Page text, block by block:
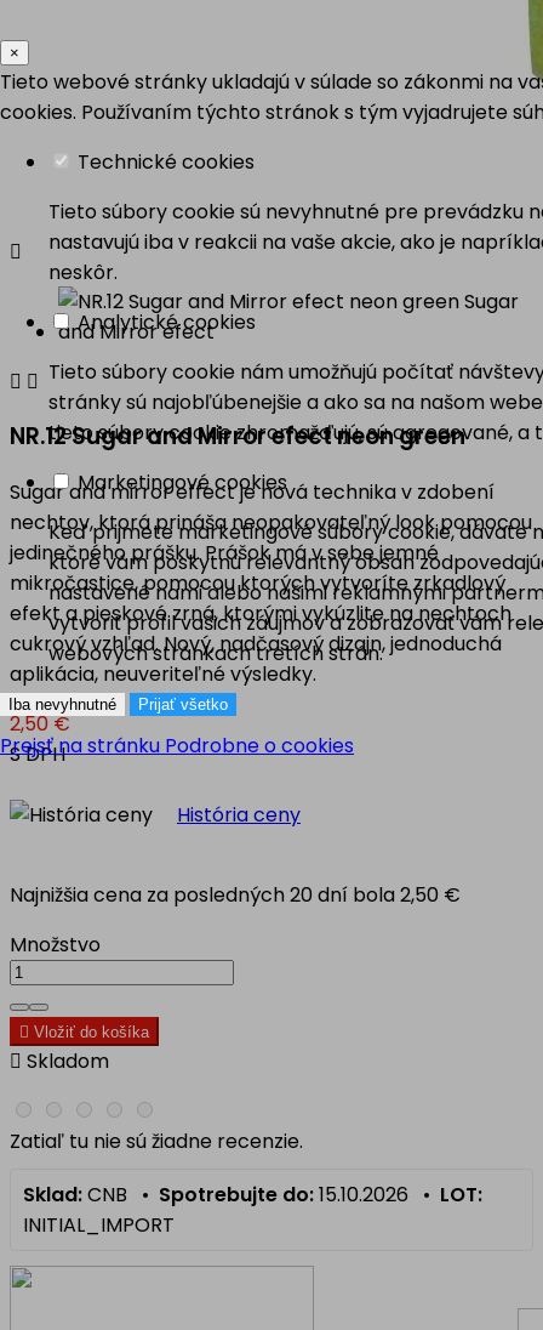

 
NR.12 Sugar and Mirror efect neon green
Sugar and mirror effect je nová technika v zdobení
nechtov, ktorá prináša neopakovateľný look pomocou
jedinečného prášku. Prášok má v sebe jemné
mikročastice, pomocou ktorých vytvoríte zrkadlový
efekt a pieskové zrná, ktorými vykúzlite na nechtoch
cukrový vzhľad. Nový, nadčasový dizajn, jednoduchá
aplikácia, neuveriteľné výsledky.
2,50 €
S DPH
História ceny
Najnižšia cena za posledných 20 dní bola2,50 €
Množstvo
 Vložiť do košíka
 Skladom
Zatiaľ tu nie sú žiadne recenzie.
Sklad:CNB • Spotrebujte do:15.10.2026 • LOT:
INITIAL_IMPORT
×
Tieto webové stránky ukladajú v súlade so zákonmi na
cookies. Používaním týchto stránok s tým vyjadrujete
Technické cookies
Tieto súbory cookie sú nevyhnutné pre prevádzku
nastavujú iba v reakcii na vaše akcie, ako je
neskôr.
Analytické cookies
Tieto súbory cookie nám umožňujú počítať
stránky sú najobľúbenejšie a ako sa na našom
tieto súbory cookie zhromažďujú, sú agregované, a
Marketingové cookies
Keď prijmete marketingové súbory cookie, dávate
ktoré vám poskytnú relevantný obsah
nastavené nami alebo našimi reklamnými
vytvoriť profil vašich záujmov a zobrazovať vám
webových stránkach tretích strán.
Iba nevyhnutné Prijať všetko
Prejsť na stránku Podrobne o cookies